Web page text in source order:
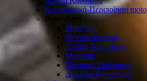
Καθαριστικά-Περιποίηση moto
Μανέτες
Πεντάλ Φρένου
Λεβιές Ταχυτήτων
Μαρσπιέ
Σύστημα Εκκίνησης
Διάφορα Powerparts